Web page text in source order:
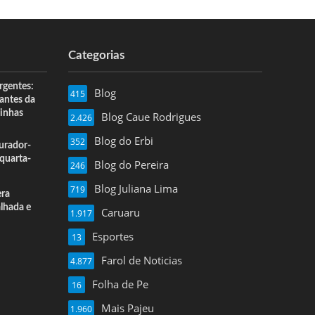
da
e
Categorias
Blog
415
Blog Caue Rodrigues
2.426
Blog do Erbi
352
Blog do Pereira
246
Blog Juliana Lima
719
Caruaru
1.917
Esportes
13
Farol de Noticias
4.877
Folha de Pe
16
Mais Pajeu
1.960